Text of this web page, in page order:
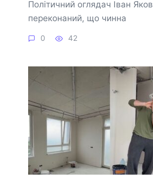
Політичний оглядач Іван
переконаний, що чинна
0 42